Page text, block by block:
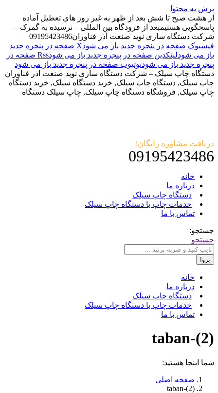
پرش به محتوا
از هشت صبح تا شش بعد از ظهر به غیر روز های تعطیل آماده
پاسخگویی هستیمبعد از فرودگاه بین المللی – نرسیده به گمرک –
شرکت دستگاه سازی نوید صنعت آذر فناوران09195423486
فیسبوک صفحه در پنجره جدید باز می شود
X صفحه در پنجره جدید
باز می شودلینکدین صفحه در پنجره جدید باز می شود
Rss صفحه در
پنجره جدید باز می شودیوتیوب صفحه در پنجره جدید باز می شود
دستگاه چاپ سیلک – شرکت دستگاه سازی نوید صنعت اذر فناوران
چاپ سیلک, دستگاه چاپ سیلک, خرید دستگاه سیلک, خرید دستگاه
چاپ سیلک, فروشگاه دستگاه چاپ سیلک, چاپ سیلک دستگاه
دریافت مشاوره رایگان!
09195423486
خانه
درباره ما
دستگاه چاپ سیلک
خدمات چاپ با دستگاه چاپ سیلک
تماس با ما
جستجو:
جستجو
خانه
درباره ما
دستگاه چاپ سیلک
خدمات چاپ با دستگاه چاپ سیلک
تماس با ما
taban-(2)
شما اینجا هستید:
صفحه اصلی
taban-(2)